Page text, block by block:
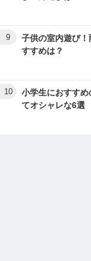
9
子供の室内遊び
すすめは？
10
小学生におすすめ
てオシャレな6選